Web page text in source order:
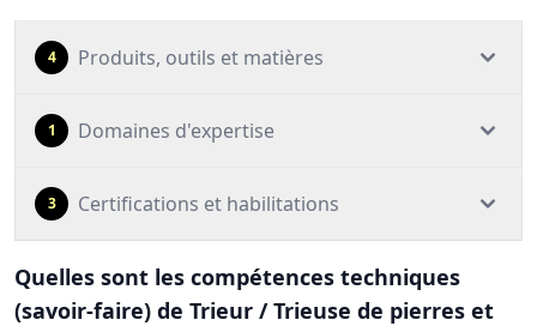
4 Produits, outils et matières
1 Domaines d'expertise
3 Certifications et habilitations
Quelles sont les compétences techniques
(savoir-faire) de Trieur / Trieuse de pierres et